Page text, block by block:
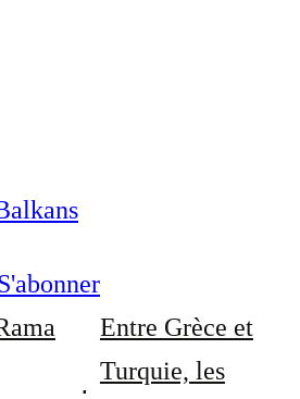
Entre Grèce et
Turquie, les